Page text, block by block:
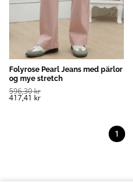
Folyrose Pearl Jeans med pärlor
og mye stretch
596,30kr
417,41 kr
1